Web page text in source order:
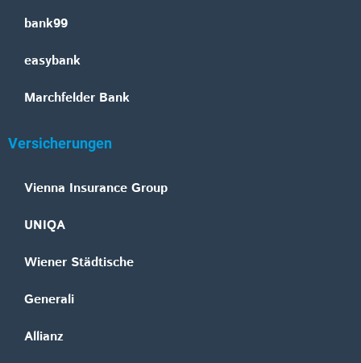
bank99
easybank
Marchfelder Bank
Versicherungen
Vienna Insurance Group
UNIQA
Wiener Städtische
Generali
Allianz